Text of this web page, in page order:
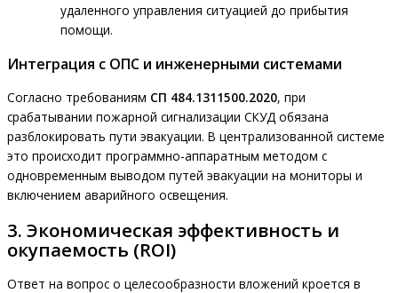
удаленного управления ситуацией до прибытия
помощи.
Интеграция с ОПС и инженерными системами
Согласно требованиям СП 484.1311500.2020, при
срабатывании пожарной сигнализации СКУД обязана
разблокировать пути эвакуации. В централизованной системе
это происходит программно-аппаратным методом с
одновременным выводом путей эвакуации на мониторы и
включением аварийного освещения.
3. Экономическая эффективность и
окупаемость (ROI)
Ответ на вопрос о целесообразности вложений кроется в